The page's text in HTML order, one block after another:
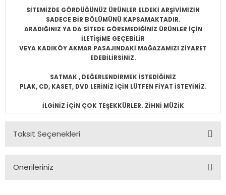
SİTEMİZDE GÖRDÜĞÜNÜZ ÜRÜNLER ELDEKİ ARŞİVİMİZİN
SADECE BİR BÖLÜMÜNÜ KAPSAMAKTADIR.
ARADIĞINIZ YA DA SİTEDE GÖREMEDİĞİNİZ ÜRÜNLER İÇİN
İLETİŞİME GEÇEBİLİR
VEYA KADIKÖY AKMAR PASAJINDAKİ MAĞAZAMIZI ZİYARET
EDEBİLİRSİNİZ.
SATMAK , DEĞERLENDİRMEK İSTEDİĞİNİZ
PLAK, CD, KASET, DVD LERİNİZ İÇİN LÜTFEN FİYAT İSTEYİNİZ.
İLGİNİZ İÇİN ÇOK TEŞEKKÜRLER. ZİHNİ MÜZİK
Taksit Seçenekleri
Önerileriniz